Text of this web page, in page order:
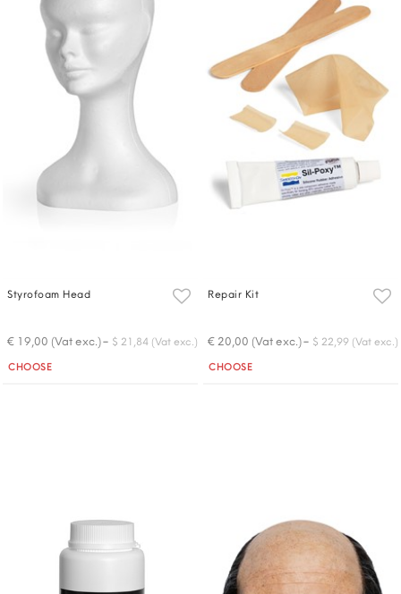
Styrofoam Head
€ 19,00 (Vat exc.)- $ 21,84 (Vat exc.)
Quantity
CHOOSE
Repair Kit
€ 20,00 (Vat exc.)- $ 22,99 (Vat exc.)
Quantity
CHOOSE